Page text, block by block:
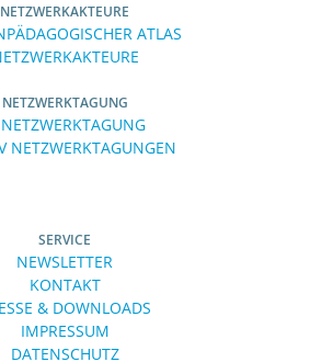
NETZWERKAKTEURE
ATLAS
NETZWERKTAGUNG
NETZWERKTAGUNGEN
SERVICE
NEWSLETTER
KONTAKT
& DOWNLOADS
IMPRESSUM
DATENSCHUTZ